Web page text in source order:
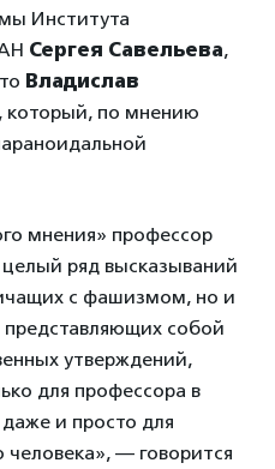
Института
Сергея Савельева,
Владислав
который, по мнению
мнения» профессор
ряд высказываний
с фашизмом, но и
собой
утверждений,
для профессора в
и просто для
— говорится